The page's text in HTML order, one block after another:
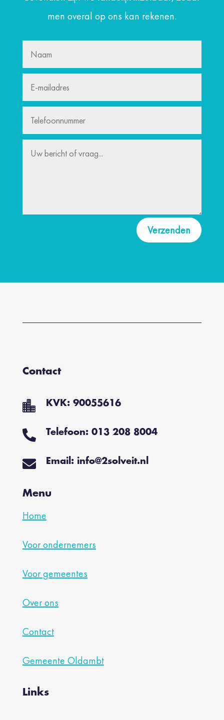
men overal op ons kan rekenen.
Verzenden
Contact
 KVK: 90055616
 Telefoon: 013 208 8004
 Email: info@2solveit.nl
Menu
Home
Voor ondernemers
Voor gemeentes
Over ons
Contact
Gemeente Oldambt
Links